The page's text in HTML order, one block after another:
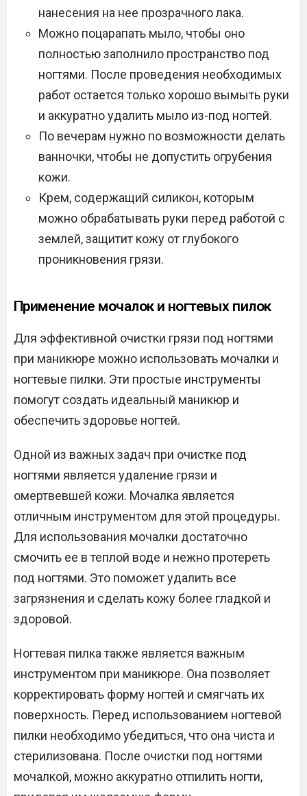
нанесения на нее прозрачного лака.
Можно поцарапать мыло, чтобы оно
полностью заполнило пространство под
ногтями. После проведения необходимых
работ остается только хорошо вымыть руки
и аккуратно удалить мыло из-под ногтей.
По вечерам нужно по возможности делать
ванночки, чтобы не допустить огрубения
кожи.
Крем, содержащий силикон, которым
можно обрабатывать руки перед работой с
землей, защитит кожу от глубокого
проникновения грязи.
Применение мочалок и ногтевых пилок
Для эффективной очистки грязи под ногтями
при маникюре можно использовать мочалки и
ногтевые пилки. Эти простые инструменты
помогут создать идеальный маникюр и
обеспечить здоровье ногтей.
Одной из важных задач при очистке под
ногтями является удаление грязи и
омертвевшей кожи. Мочалка является
отличным инструментом для этой процедуры.
Для использования мочалки достаточно
смочить ее в теплой воде и нежно протереть
под ногтями. Это поможет удалить все
загрязнения и сделать кожу более гладкой и
здоровой.
Ногтевая пилка также является важным
инструментом при маникюре. Она позволяет
корректировать форму ногтей и смягчать их
поверхность. Перед использованием ногтевой
пилки необходимо убедиться, что она чиста и
стерилизована. После очистки под ногтями
мочалкой, можно аккуратно отпилить ногти,